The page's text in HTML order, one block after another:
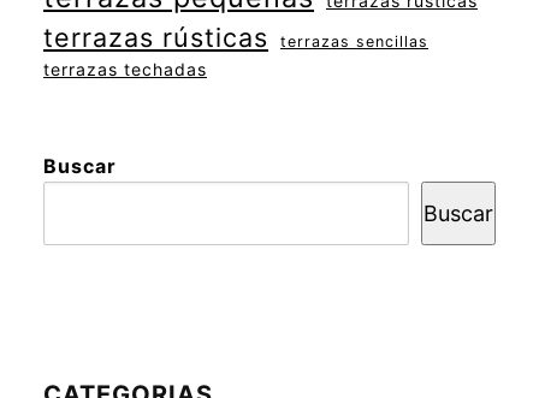
terrazas rústicas terrazas sencillas
terrazas techadas
Buscar
Buscar